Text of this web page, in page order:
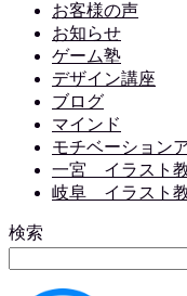
お客様の声
お知らせ
ゲーム塾
デザイン講座
ブログ
マインド
モチベーション
一宮 イラスト
岐阜 イラスト
検索